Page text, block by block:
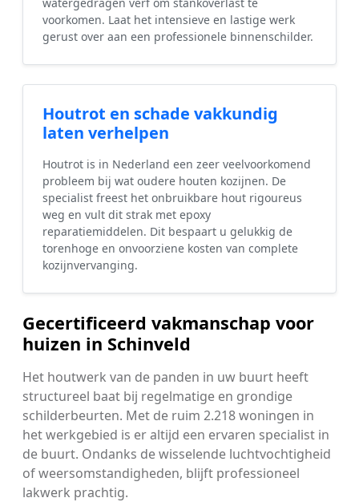
voorkomen. Laat het intensieve en lastige werk
gerust over aan een professionele binnenschilder.
Houtrot en schade vakkundig
laten verhelpen
Houtrot is in Nederland een zeer veelvoorkomend
probleem bij wat oudere houten kozijnen. De
specialist freest het onbruikbare hout rigoureus
weg en vult dit strak met epoxy
reparatiemiddelen. Dit bespaart u gelukkig de
torenhoge en onvoorziene kosten van complete
kozijnvervanging.
Gecertificeerd vakmanschap voor
huizen in Schinveld
Het houtwerk van de panden in uw buurt heeft
structureel baat bij regelmatige en grondige
schilderbeurten. Met de ruim 2.218 woningen in
het werkgebied is er altijd een ervaren specialist in
de buurt. Ondanks de wisselende luchtvochtigheid
of weersomstandigheden, blijft professioneel
lakwerk prachtig.